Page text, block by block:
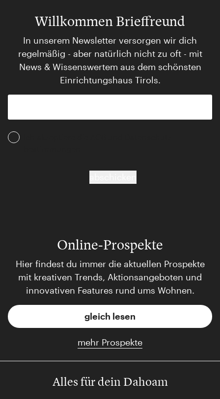
Willkommen Brieffreund
In unserem Newsletter versorgen wir dich
regelmäßig - aber natürlich nicht zu oft - mit
News & Wissenswertem aus dem schönsten
Einrichtungshaus Tirols.
Online-Prospekte
Hier findest du immer die aktuellen Prospekte
mit kreativen Trends, Aktionsangeboten und
innovativen Features rund ums Wohnen.
gleich lesen
mehr Prospekte
Alles für dein Dahoam